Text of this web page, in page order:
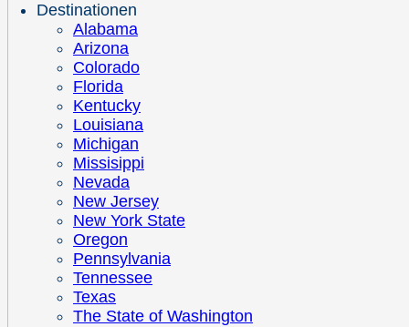
Destinationen
Alabama
Arizona
Colorado
Florida
Kentucky
Louisiana
Michigan
Missisippi
Nevada
New Jersey
New York State
Oregon
Pennsylvania
Tennessee
Texas
The State of Washington